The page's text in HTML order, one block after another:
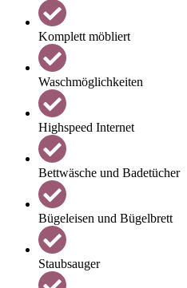
Komplett möbliert
Waschmöglichkeiten
Highspeed Internet
Bettwäsche und Badetücher
Bügeleisen und Bügelbrett
Staubsauger